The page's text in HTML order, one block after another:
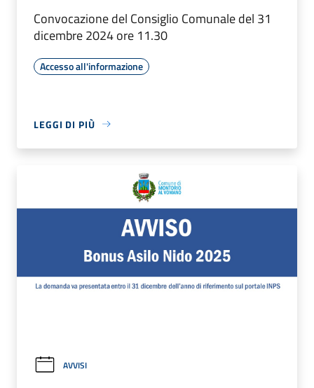
Convocazione del Consiglio Comunale del 31
dicembre 2024 ore 11.30
Accesso all'informazione
LEGGI DI PIÙ
AVVISI